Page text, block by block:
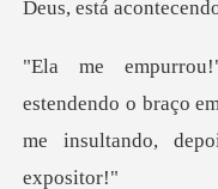
do o braço
me in